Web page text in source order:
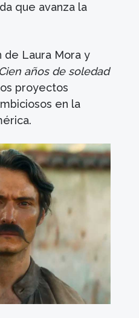
que avanza la
de Laura Mora y
Cien años de soledad
proyectos
en la